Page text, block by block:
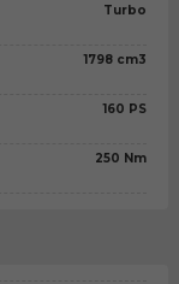
Turbo
1798 cm3
160 PS
250 Nm